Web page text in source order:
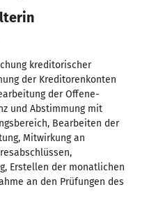
kreditorischer
der Kreditorenkonten
der Offene-
und Abstimmung mit
Bearbeiten der
Mitwirkung an
Erstellen der monatlichen
an den Prüfungen des